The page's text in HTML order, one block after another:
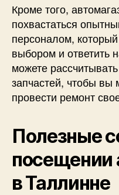
Кроме того,
похвастаться
персоналом,
выбором и ответить
можете
запчастей, чтобы вы
провести ремонт
Полезные
посещении
в Таллинне